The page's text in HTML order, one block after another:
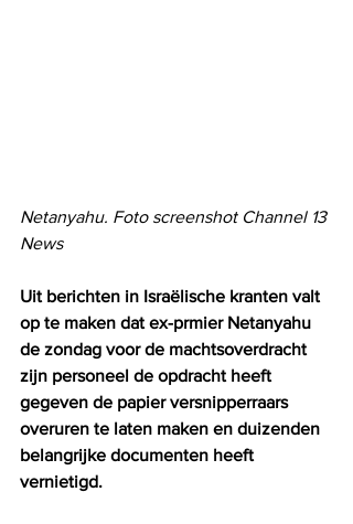
Netanyahu. Foto screenshot Channel 13
News
Uit berichten in Israëlische kranten valt
op te maken dat ex-prmier Netanyahu
de zondag voor de machtsoverdracht
zijn personeel de opdracht heeft
gegeven de papier versnipperraars
overuren te laten maken en duizenden
belangrijke documenten heeft
vernietigd.